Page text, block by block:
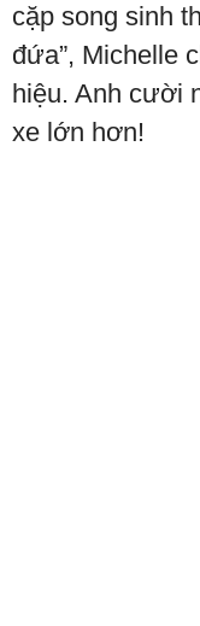
cặp song sinh
đứa”, Michelle
hiệu. Anh cười
xe lớn hơn!